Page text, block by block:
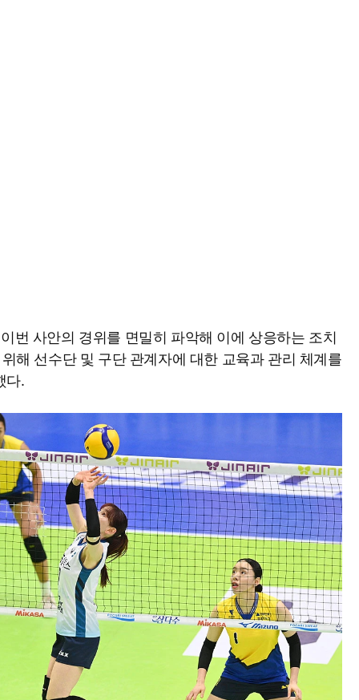
번 사안의 경위를 면밀히 파악해 이에 상응하는 조치
해 선수단 및 구단 관계자에 대한 교육과 관리 체계를
다.